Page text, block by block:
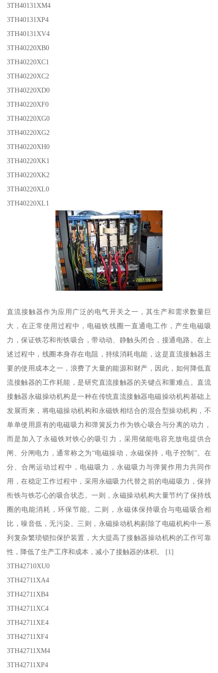
3TH40131XM4
3TH40131XP4
3TH40131XV4
3TH40220XB0
3TH40220XC1
3TH40220XC2
3TH40220XD0
3TH40220XF0
3TH40220XG0
3TH40220XG2
3TH40220XH0
3TH40220XK1
3TH40220XK2
3TH40220XL0
3TH40220XL1
直流接触器作为应用广泛的电气开关之一，其生产和需求数量巨
大，在正常使用过程中，电磁铁线圈一直通电工作，产生电磁吸
力，保证铁芯和衔铁吸合，带动动、静触头闭合，接通电路。在上
述过程中，线圈本身存在电阻，持续消耗电能，这是直流接触器主
要的使用成本之一，浪费了大量的能源和财产，因此，如何降低直
流接触器的工作耗能，是研究直流接触器的关键点和重难点。直流
接触器永磁操动机构是一种在传统直流接触器电磁操动机构基础上
发展而来，将电磁操动机构和永磁铁相结合的混合型操动机构，不
单单使用原有的电磁吸力和弹簧反力作为铁心吸合与分离的动力，
而是加入了永磁铁对铁心的吸引力，采用储能电容充放电提供合
闸、分闸电力，通常称之为“电磁操动，永磁保持，电子控制”。在
分、合闸运动过程中，电磁吸力，永磁吸力与弹簧作用力共同作
用，在稳定工作过程中，采用永磁吸力代替之前的电磁吸力，保持
衔铁与铁芯心的吸合状态。一则，永磁操动机构大量节约了保持线
圈的电能消耗，环保节能。二则，永磁体保持吸合与电磁吸合相
比，噪音低，无污染。三则，永磁操动机构剔除了电磁机构中一系
列复杂繁琐锁扣保护装置，大大提高了接触器操动机构的工作可靠
性，降低了生产工序和成本，减小了接触器的体积。 [1]
3TH42710XU0
3TH42711XA4
3TH42711XB4
3TH42711XC4
3TH42711XE4
3TH42711XF4
3TH42711XM4
3TH42711XP4